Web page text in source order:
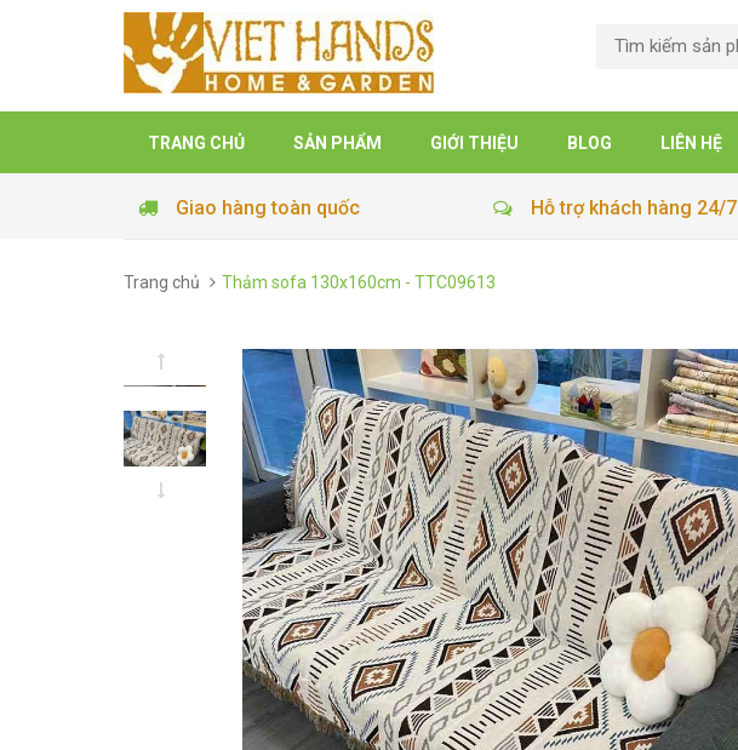
TRANG CHỦ SẢN PHẨM GIỚI THIỆU BLOG LIÊN HỆ
Giao hàng toàn quốc Hỗ trợ khách hàng 24/7
Trang chủ Thảm sofa 130x160cm - TTC09613